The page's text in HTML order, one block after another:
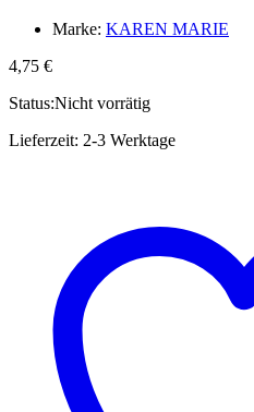
Marke: KAREN MARIE
4,75 €
Status:Nicht vorrätig
Lieferzeit: 2-3 Werktage